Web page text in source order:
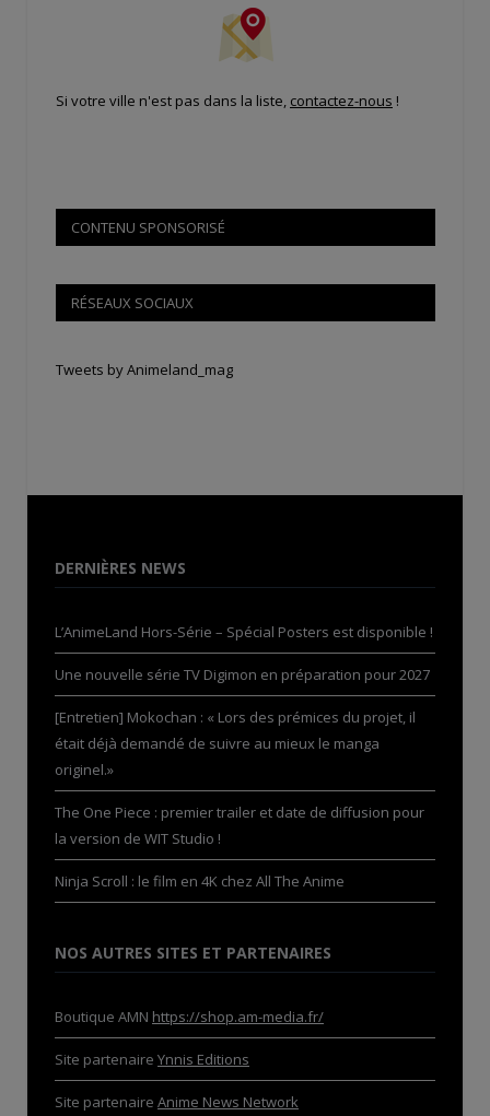
Si votre ville n'est pas dans la liste, contactez-nous !
CONTENU SPONSORISÉ
RÉSEAUX SOCIAUX
Tweets by Animeland_mag
DERNIÈRES NEWS
L’AnimeLand Hors-Série – Spécial Posters est disponible !
Une nouvelle série TV Digimon en préparation pour 2027
[Entretien] Mokochan : « Lors des prémices du projet, il
était déjà demandé de suivre au mieux le manga
originel.»
The One Piece : premier trailer et date de diffusion pour
la version de WIT Studio !
Ninja Scroll : le film en 4K chez All The Anime
NOS AUTRES SITES ET PARTENAIRES
Boutique AMN https://shop.am-media.fr/
Site partenaire Ynnis Editions
Site partenaire Anime News Network